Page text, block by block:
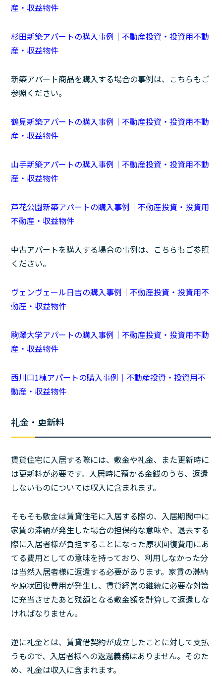
産・収益物件
杉田新築アパートの購入事例｜不動産投資・投資用不動
産・収益物件
新築アパート商品を購入する場合の事例は、こちらもご
参照ください。
鶴見新築アパートの購入事例｜不動産投資・投資用不動
産・収益物件
山手新築アパートの購入事例｜不動産投資・投資用不動
産・収益物件
芦花公園新築アパートの購入事例｜不動産投資・投資用
不動産・収益物件
中古アパートを購入する場合の事例は、こちらもご参照
ください。
ヴェンヴェール日吉の購入事例｜不動産投資・投資用不
動産・収益物件
駒澤大学アパートの購入事例｜不動産投資・投資用不動
産・収益物件
西川口1棟アパートの購入事例｜不動産投資・投資用不
動産・収益物件
礼金・更新料
賃貸住宅に入居する際には、敷金や礼金、また更新時に
は更新料が必要です。入居時に預かる金銭のうち、返還
しないものについては収入に含まれます。
そもそも敷金は賃貸住宅に入居する際の、入居期間中に
家賃の滞納が発生した場合の担保的な意味や、退去する
際に入居者様が負担することになった原状回復費用にあ
てる費用としての意味を持っており、利用しなかった分
は当然入居者様に返還する必要があります。家賃の滞納
や原状回復費用が発生し、賃貸経営の継続に必要な対策
に充当させたあと残額となる敷金額を計算して返還しな
ければなりません。
逆に礼金とは、賃貸借契約が成立したことに対して支払
うもので、入居者様への返還義務はありません。そのた
め、礼金は収入に含まれます。